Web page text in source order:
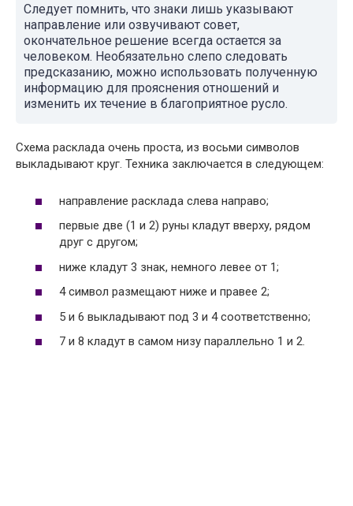
Следует помнить, что знаки лишь указывают
направление или озвучивают совет,
окончательное решение всегда остается за
человеком. Необязательно слепо следовать
предсказанию, можно использовать полученную
информацию для прояснения отношений и
изменить их течение в благоприятное русло.
Схема расклада очень проста, из восьми символов
выкладывают круг. Техника заключается в следующем:
направление расклада слева направо;
первые две (1 и 2) руны кладут вверху, рядом
друг с другом;
ниже кладут 3 знак, немного левее от 1;
4 символ размещают ниже и правее 2;
5 и 6 выкладывают под 3 и 4 соответственно;
7 и 8 кладут в самом низу параллельно 1 и 2.